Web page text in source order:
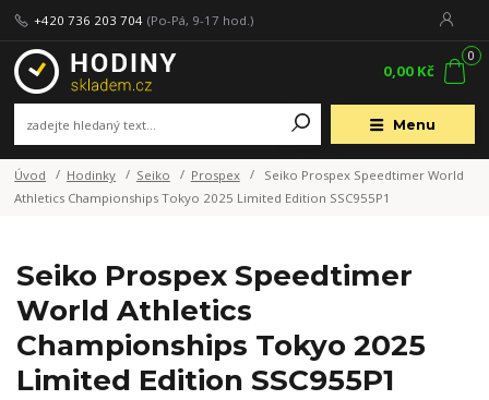
Menu
+420 736 203 704 (Po-Pá, 9-17 hod.)
0
0,00 Kč
Úvod Hodinky Seiko Prospex
Seiko Prospex Speedtimer World
Athletics Championships Tokyo 2025 Limited Edition SSC955P1
Seiko Prospex Speedtimer
World Athletics
Championships Tokyo 2025
Limited Edition SSC955P1